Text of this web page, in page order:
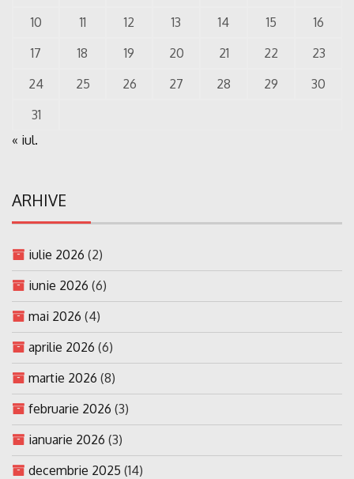
10
11 12 13 14 15
16
17
18 19 20 21 22
23
24
25 26 27 28 29
30
31
« iul.
ARHIVE
iulie 2026 (2)
iunie 2026 (6)
mai 2026 (4)
aprilie 2026 (6)
martie 2026 (8)
februarie 2026 (3)
ianuarie 2026 (3)
decembrie 2025 (14)